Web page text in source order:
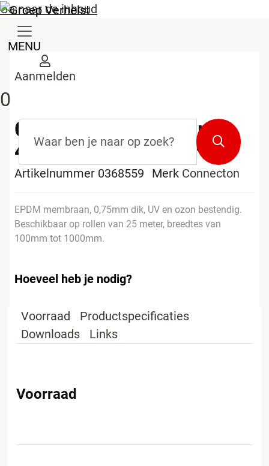
Ga naar de inhoud
MENU
Aanmelden
0
Zoekterm
Zoeken
Connectflex S 0,75mm
400mm 2x25m/karton
Artikelnummer 0368559 Merk Connecton
EPDM membraan, 0,75mm dik, UV en ozon bestendig.
Beschikbaar op rollen van 25 meter, breedtes van
100mm tot 1000mm.
Hoeveel heb je nodig?
Voorraad
Productspecificaties
Downloads
Links
Voorraad